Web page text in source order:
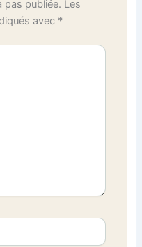
pas publiée. Les
avec *